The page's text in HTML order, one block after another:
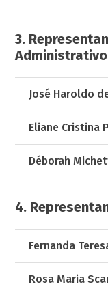
3.
José Haroldo
Eliane Cristina
Déborah
4.
Fernanda
Rosa Maria